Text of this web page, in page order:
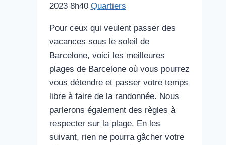
2023 8h40 Quartiers
Pour ceux qui veulent passer des
vacances sous le soleil de
Barcelone, voici les meilleures
plages de Barcelone où vous pourrez
vous détendre et passer votre temps
libre à faire de la randonnée. Nous
parlerons également des règles à
respecter sur la plage. En les
suivant, rien ne pourra gâcher votre